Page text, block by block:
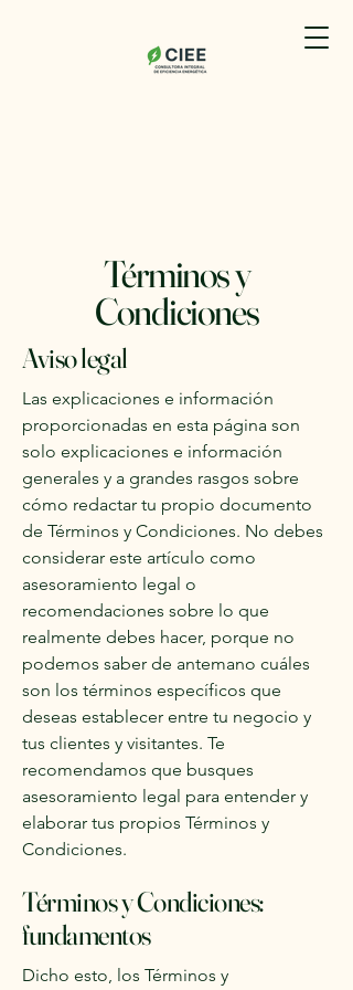
Términos y
Condiciones
Aviso legal
Las explicaciones e información
proporcionadas en esta página son
solo explicaciones e información
generales y a grandes rasgos sobre
cómo redactar tu propio documento
de Términos y Condiciones. No debes
considerar este artículo como
asesoramiento legal o
recomendaciones sobre lo que
realmente debes hacer, porque no
podemos saber de antemano cuáles
son los términos específicos que
deseas establecer entre tu negocio y
tus clientes y visitantes. Te
recomendamos que busques
asesoramiento legal para entender y
elaborar tus propios Términos y
Condiciones.
Términos y Condiciones:
fundamentos
Dicho esto, los Términos y